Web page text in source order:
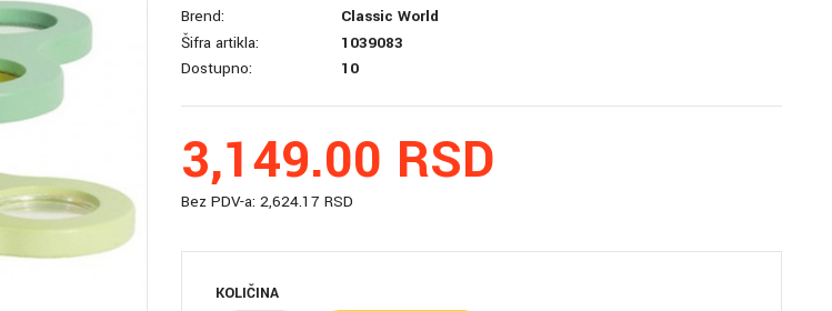
Brend:
Classic World
Šifra artikla:
1039083
Dostupno:
10
3,149.00 RSD
Bez PDV-a:2,624.17 RSD
KOLIČINA